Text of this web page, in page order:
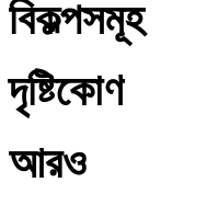
বিকল্পসমূহ
দৃষ্টিকোণ
আরও